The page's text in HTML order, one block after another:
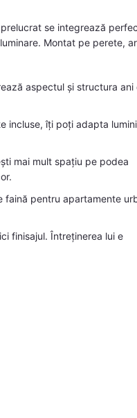
se integrează
Montat pe perete,
aspectul și structura ani
incluse, îți poți adapta
mai mult spațiu pe podea
faină pentru apartamente
finisajul. Întreținerea lui e